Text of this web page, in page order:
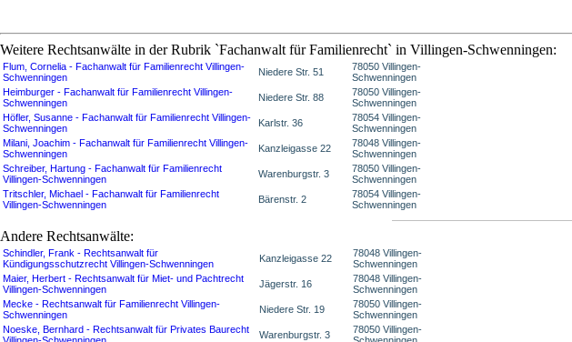
Weitere Rechtsanwälte in der Rubrik `Fachanwalt für Familienrecht` in Villingen-Schwenningen:
Flum, Cornelia - Fachanwalt für Familienrecht Villingen-
Schwenningen
Niedere Str. 51
78050 Villingen-
Schwenningen
Heimburger - Fachanwalt für Familienrecht Villingen-
Schwenningen
Niedere Str. 88
78050 Villingen-
Schwenningen
Höfler, Susanne - Fachanwalt für Familienrecht Villingen-
Schwenningen
Karlstr. 36
78054 Villingen-
Schwenningen
Milani, Joachim - Fachanwalt für Familienrecht Villingen-
Schwenningen
Kanzleigasse 22
78048 Villingen-
Schwenningen
Schreiber, Hartung - Fachanwalt für Familienrecht
Villingen-Schwenningen
Warenburgstr. 3
78050 Villingen-
Schwenningen
Tritschler, Michael - Fachanwalt für Familienrecht
Villingen-Schwenningen
Bärenstr. 2
78054 Villingen-
Schwenningen
Andere Rechtsanwälte:
Schindler, Frank - Rechtsanwalt für
Kündigungsschutzrecht Villingen-Schwenningen
Kanzleigasse 22
78048 Villingen-
Schwenningen
Maier, Herbert - Rechtsanwalt für Miet- und Pachtrecht
Villingen-Schwenningen
Jägerstr. 16
78048 Villingen-
Schwenningen
Mecke - Rechtsanwalt für Familienrecht Villingen-
Schwenningen
Niedere Str. 19
78050 Villingen-
Schwenningen
Noeske, Bernhard - Rechtsanwalt für Privates Baurecht
Warenburgstr. 3
78050 Villingen-